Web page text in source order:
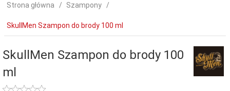
Strona główna Szampony
SkullMen Szampon do brody 100 ml
SkullMen Szampon do brody 100
ml